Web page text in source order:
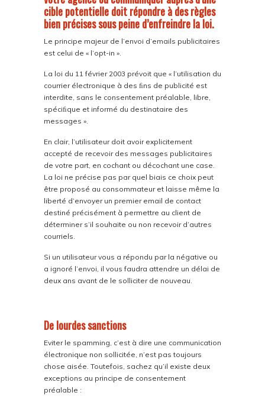
cible potentielle doit répondre à des règles
bien précises sous peine d’enfreindre la loi.
Le principe majeur de l’envoi d’emails publicitaires
est celui de « l’opt-in ».
La loi du 11 février 2003 prévoit que « l’utilisation du
courrier électronique à des ﬁns de publicité est
interdite, sans le consentement préalable, libre,
spéciﬁque et informé du destinataire des
messages ».
En clair, l’utilisateur doit avoir explicitement
accepté de recevoir des messages publicitaires
de votre part, en cochant ou décochant une case.
La loi ne précise pas par quel biais ce choix peut
être proposé au consommateur et laisse même la
liberté d’envoyer un premier email de contact
destiné précisément à permettre au client de
déterminer s’il souhaite ou non recevoir d’autres
courriels.
Si un utilisateur vous a répondu par la négative ou
a ignoré l’envoi, il vous faudra attendre un délai de
deux ans avant de le solliciter de nouveau.
De lourdes sanctions
Eviter le spamming, c’est à dire une communication
électronique non sollicitée, n’est pas toujours
chose aisée. Toutefois, sachez qu’il existe deux
exceptions au principe de consentement
préalable :